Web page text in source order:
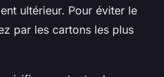
ultérieur. Pour éviter le
par les cartons les plus